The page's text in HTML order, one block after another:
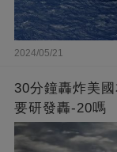
2024/05/21
30分鐘轟炸美
要研發轟-20嗎